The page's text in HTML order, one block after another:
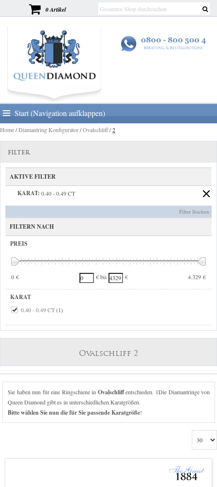
0 Artikel
Start (Navigation aufklappen)
Home/Diamantring Konfigurator/Ovalschliff/2
FILTER
AKTIVE FILTER
KARAT: 0.40 - 0.49 CT
Filter löschen
FILTERN NACH
PREIS
0 € 4.329 €
€ bis €
KARAT
0.40 - 0.49 CT(1)
Ovalschliff 2
Sie haben nun für eine Ringschiene in Ovalschliffentschieden. 1Die Diamantringe von
Queen Diamond gibt es in unterschiedlichen Karatgrößen.
Bitte wählen Sie nun die für Sie passende Karatgröße!